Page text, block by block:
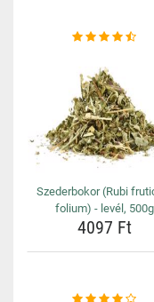
Szederbokor (Rubi
folium) - levél, 500g
4097 Ft